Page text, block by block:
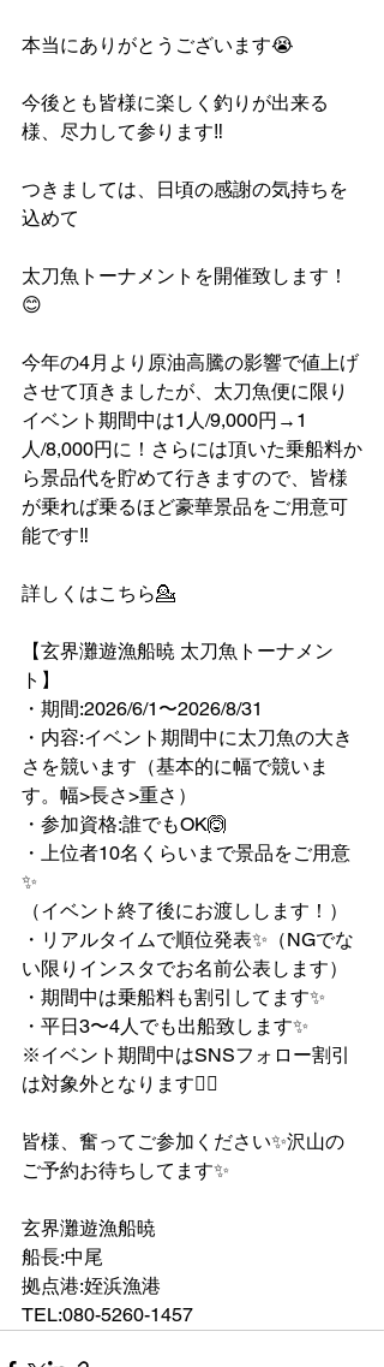
本当にありがとうございます😭
今後とも皆様に楽しく釣りが出来る
様、尽力して参ります‼︎
つきましては、日頃の感謝の気持ちを
込めて
太刀魚トーナメントを開催致します！
😊
今年の4月より原油高騰の影響で値上げ
させて頂きましたが、太刀魚便に限り
イベント期間中は1人/9,000円→1
人/8,000円に！さらには頂いた乗船料か
ら景品代を貯めて行きますので、皆様
が乗れば乗るほど豪華景品をご用意可
能です‼︎
詳しくはこちら💁
【玄界灘遊漁船暁 太刀魚トーナメン
ト】
・期間:2026/6/1〜2026/8/31
・内容:イベント期間中に太刀魚の大き
さを競います（基本的に幅で競いま
す。幅>長さ>重さ）
・参加資格:誰でもOK🙆
・上位者10名くらいまで景品をご用意
✨
（イベント終了後にお渡しします！）
・リアルタイムで順位発表✨（NGでな
い限りインスタでお名前公表します）
・期間中は乗船料も割引してます✨
・平日3〜4人でも出船致します✨
※イベント期間中はSNSフォロー割引
は対象外となります🙇‍♂️
皆様、奮ってご参加ください✨沢山の
ご予約お待ちしてます✨
玄界灘遊漁船暁
船長:中尾
拠点港:姪浜漁港
TEL:080-5260-1457